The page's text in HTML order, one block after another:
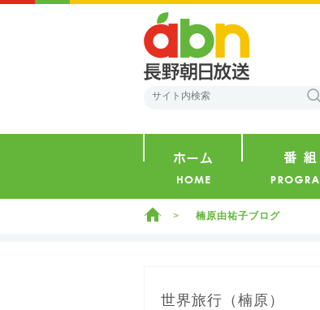
ホーム 楠原由祐子ブログ
世界旅行（楠原）